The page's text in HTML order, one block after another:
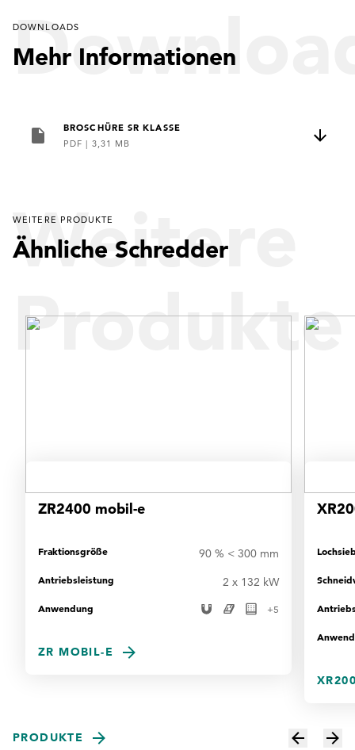
DOWNLOADS
Mehr Informationen
BROSCHÜRE SR KLASSE
PDF | 3,31 MB
Weitere
Produkte
WEITERE PRODUKTE
Ähnliche Schredder
ZR2400 mobil-e
Fraktionsgröße 90 % < 300 mm
Antriebsleistung 2 x 132 kW
Anwendung +5
ZR MOBIL-E
PRODUKTE